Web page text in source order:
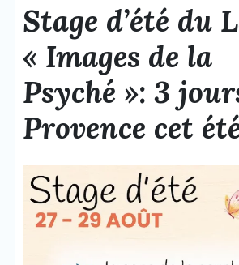
Stage d’été du
« Images de la
Psyché »: 3
Provence cet